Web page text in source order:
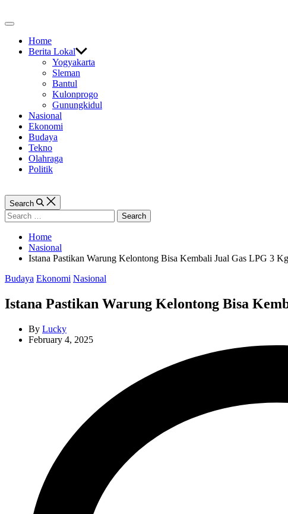
to
Off
CanvasHome
Berita Lokal
Yogyakarta
Sleman
Bantul
Kulonprogo
Gunungkidul
Nasional
Ekonomi
Budaya
Tekno
Olahraga
Politik
Search
Search
for:
Home
Nasional
Istana Pastikan Warung Kelontong Bisa Kembali Jual Gas LPG 3
Categories
Budaya Ekonomi Nasional
Istana Pastikan Warung Kelontong Bisa
By Lucky
February 4, 2025